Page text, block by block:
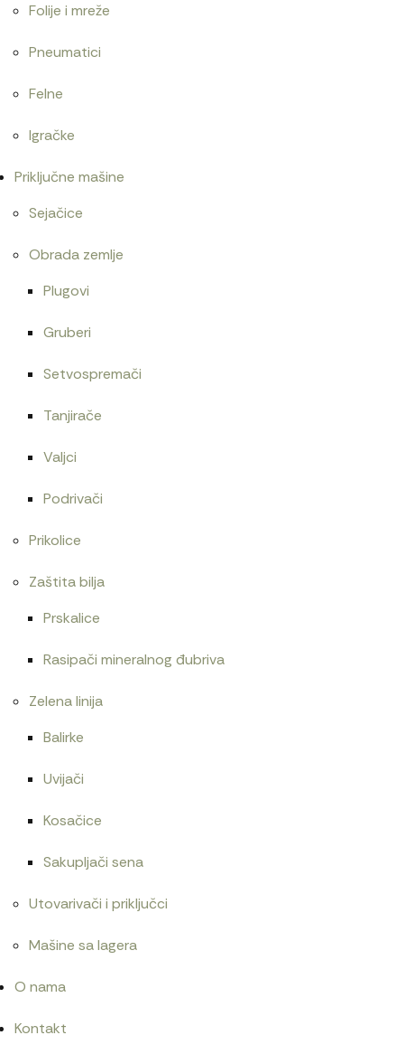
Folije i mreže
Pneumatici
Felne
Igračke
Priključne mašine
Sejačice
Obrada zemlje
Plugovi
Gruberi
Setvospremači
Tanjirače
Valjci
Podrivači
Prikolice
Zaštita bilja
Prskalice
Rasipači mineralnog đubriva
Zelena linija
Balirke
Uvijači
Kosačice
Sakupljači sena
Utovarivači i priključci
Mašine sa lagera
O nama
Kontakt